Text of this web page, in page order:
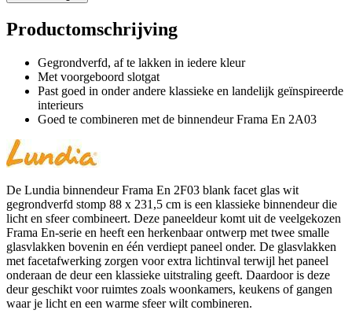
Productomschrijving
Gegrondverfd, af te lakken in iedere kleur
Met voorgeboord slotgat
Past goed in onder andere klassieke en landelijk geïnspireerde
interieurs
Goed te combineren met de binnendeur Frama En 2A03
De Lundia binnendeur Frama En 2F03 blank facet glas wit
gegrondverfd stomp 88 x 231,5 cm is een klassieke binnendeur die
licht en sfeer combineert. Deze paneeldeur komt uit de veelgekozen
Frama En-serie en heeft een herkenbaar ontwerp met twee smalle
glasvlakken bovenin en één verdiept paneel onder. De glasvlakken
met facetafwerking zorgen voor extra lichtinval terwijl het paneel
onderaan de deur een klassieke uitstraling geeft. Daardoor is deze
deur geschikt voor ruimtes zoals woonkamers, keukens of gangen
waar je licht en een warme sfeer wilt combineren.